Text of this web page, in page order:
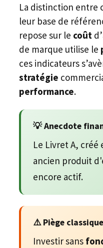
La distinction entre
leur base de
repose sur le coût d’
de marque utilise le
ces indicateurs
stratégie
performance.
💡 Anecdote
Le Livret A, créé
ancien produit
encore actif.
⚠️ Piège classique
Investir sans